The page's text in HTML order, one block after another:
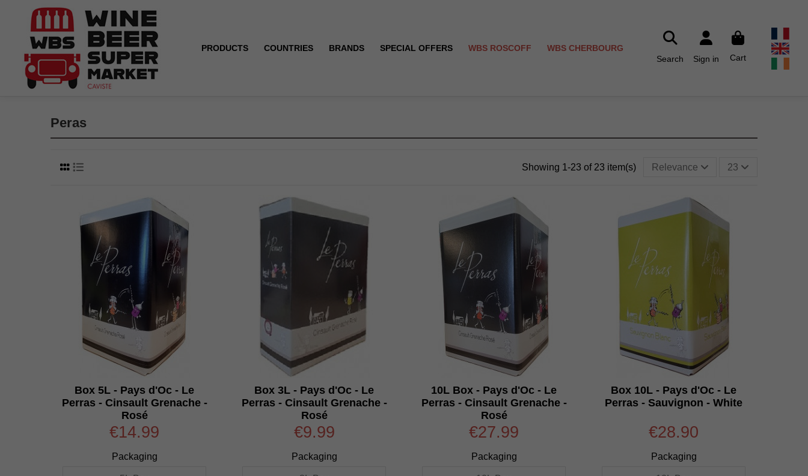
PRODUCTS COUNTRIES BRANDS SPECIAL OFFERS WBS ROSCOFF
WBS CHERBOURG
Search
Sign in Cart
Peras
Showing 1-23 of 23 item(s) Relevance 23
Box 5L - Pays d'Oc - Le
Perras - Cinsault Grenache -
Rosé
€14.99
Packaging
Box 3L - Pays d'Oc - Le
Perras - Cinsault Grenache -
Rosé
€9.99
Packaging
10L Box - Pays d'Oc - Le
Perras - Cinsault Grenache -
Rosé
€27.99
Packaging
Box 10L - Pays d'Oc - Le
Perras - Sauvignon - White
€28.90
Packaging